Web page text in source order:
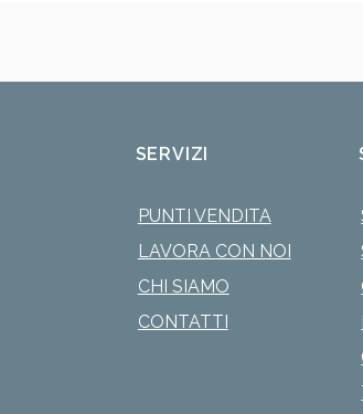
SERVIZI
PUNTI VENDITA
LAVORA CON NOI
CHI SIAMO
CONTATTI